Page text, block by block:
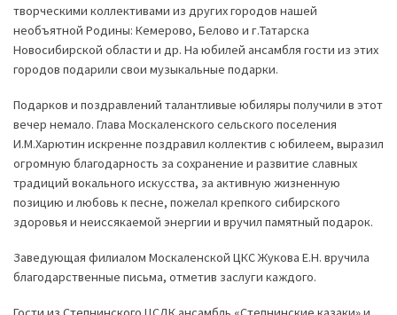
творческими коллективами из других городов нашей
необъятной Родины: Кемерово, Белово и г.Татарска
Новосибирской области и др. На юбилей ансамбля гости из этих
городов подарили свои музыкальные подарки.
Подарков и поздравлений талантливые юбиляры получили в этот
вечер немало. Глава Москаленского сельского поселения
И.М.Харютин искренне поздравил коллектив с юбилеем, выразил
огромную благодарность за сохранение и развитие славных
традиций вокального искусства, за активную жизненную
позицию и любовь к песне, пожелал крепкого сибирского
здоровья и неиссякаемой энергии и вручил памятный подарок.
Заведующая филиалом Москаленской ЦКС Жукова Е.Н. вручила
благодарственные письма, отметив заслуги каждого.